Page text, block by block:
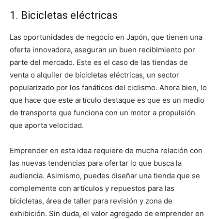
1. Bicicletas eléctricas
Las oportunidades de negocio en Japón, que tienen una
oferta innovadora, aseguran un buen recibimiento por
parte del mercado. Este es el caso de las tiendas de
venta o alquiler de bicicletas eléctricas, un sector
popularizado por los fanáticos del ciclismo. Ahora bien, lo
que hace que este artículo destaque es que es un medio
de transporte que funciona con un motor a propulsión
que aporta velocidad.
Emprender en esta idea requiere de mucha relación con
las nuevas tendencias para ofertar lo que busca la
audiencia. Asimismo, puedes diseñar una tienda que se
complemente con artículos y repuestos para las
bicicletas, área de taller para revisión y zona de
exhibición. Sin duda, el valor agregado de emprender en